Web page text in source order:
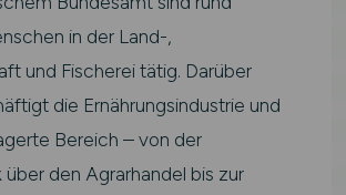
in der Land-,
und Fischerei tätig. Darüber
die Ernährungsindustrie und
Bereich – von der
den Agrarhandel bis zur